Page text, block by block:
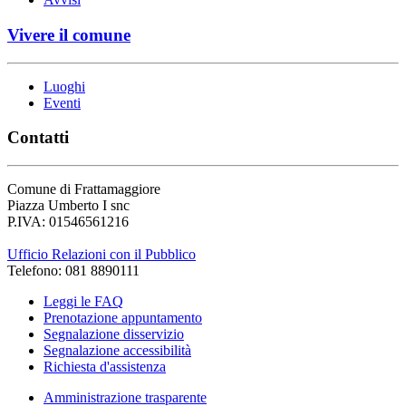
Vivere il comune
Luoghi
Eventi
Contatti
Comune di Frattamaggiore
Piazza Umberto I snc
P.IVA: 01546561216
Ufficio Relazioni con il Pubblico
Telefono: 081 8890111
Leggi le FAQ
Prenotazione appuntamento
Segnalazione disservizio
Segnalazione accessibilità
Richiesta d'assistenza
Amministrazione trasparente